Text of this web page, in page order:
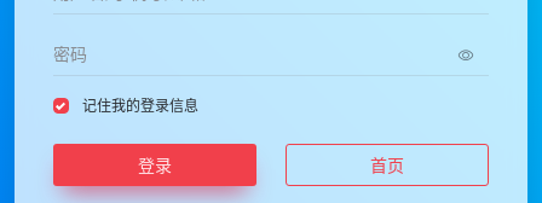
记住我的登录信息
登录 首页